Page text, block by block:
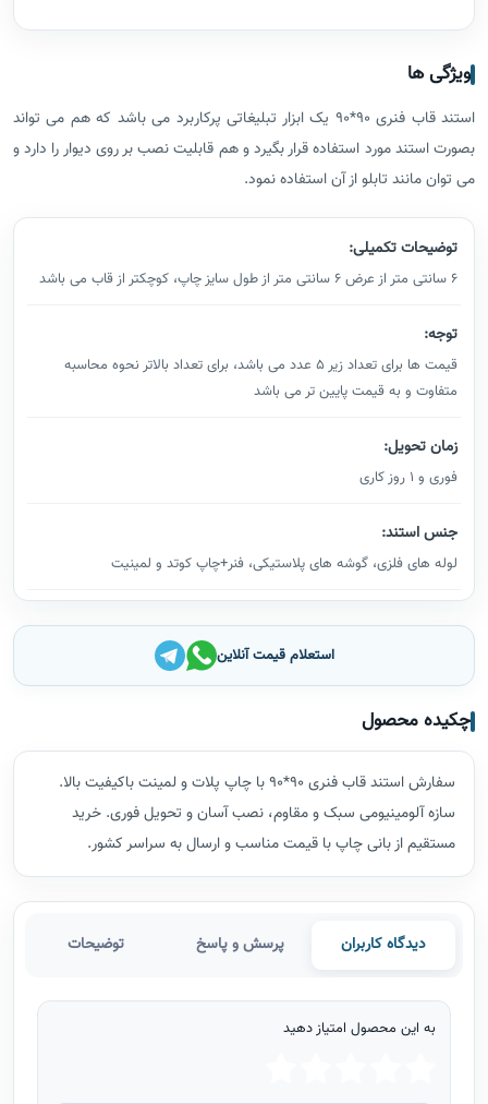
ویژگی ها
استند قاب فنری 90*90 یک ابزار تبلیغاتی پرکاربرد می باشد که هم می تواند
بصورت استند مورد استفاده قرار بگیرد و هم قابلیت نصب بر روی دیوار را دارد و
می توان مانند تابلو از آن استفاده نمود.
توضیحات تکمیلی:
6 سانتی متر از عرض 6 سانتی متر از طول سایز چاپ، کوچکتر از قاب می باشد
توجه:
قیمت ها برای تعداد زیر 5 عدد می باشد، برای تعداد بالاتر نحوه محاسبه
متفاوت و به قیمت پایین تر می باشد
زمان تحویل:
فوری و 1 روز کاری
جنس استند:
لوله های فلزی، گوشه های پلاستیکی، فنر+چاپ کوتد و لمینیت
استعلام قیمت آنلاین
چکیده محصول
سفارش استند قاب فنری 90*90 با چاپ پلات و لمینت باکیفیت بالا.
سازه آلومینیومی سبک و مقاوم، نصب آسان و تحویل فوری. خرید
مستقیم از بانی چاپ با قیمت مناسب و ارسال به سراسر کشور.
دیدگاه کاربران پرسش و پاسخ توضیحات
به این محصول امتیاز دهید